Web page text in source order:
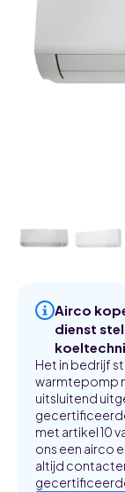
Airco
dienst
Het in bedrijf
warmtepomp
uitsluitend
met artikel 10
ons een airco
altijd